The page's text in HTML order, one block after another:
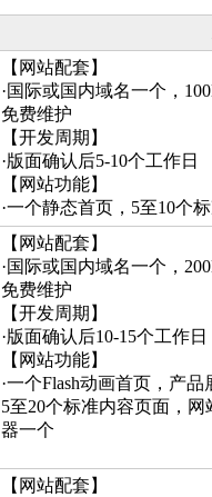
【网站配套】
·国际或国内域名一个，
免费维护
【开发周期】
·版面确认后5-10个工作日
【网站功能】
·一个静态首页，5至10个
【网站配套】
·国际或国内域名一个，
免费维护
【开发周期】
·版面确认后10-15个工作日
【网站功能】
·一个Flash动画首页，产
5至20个标准内容页面，
器一个
【网站配套】